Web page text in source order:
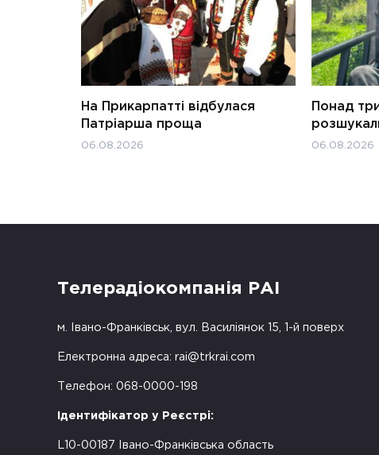
На Прикарпатті відбулася
Патріарша проща
06.08.2026
Понад
06.08.2026
Телерадіокомпанія РАІ
м. Івано-Франківськ, вул. Василіянок 15, 1-й поверх
Електронна адреса: rai@trkrai.com
Телефон: 068-0000-198
Ідентифікатор у Реєстрі:
L10-00187 Івано-Франківська область